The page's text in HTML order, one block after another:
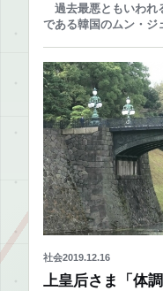
過去最悪ともいわれ
である韓国のムン・
社会2019.12.16
上皇后さま「体